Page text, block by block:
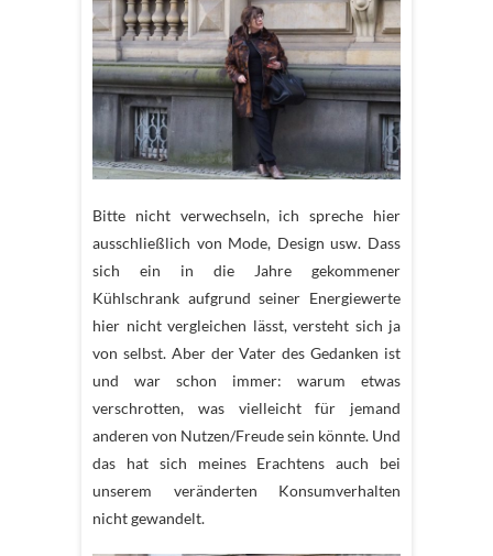
Bitte nicht verwechseln, ich spreche hier
ausschließlich von Mode, Design usw. Dass
sich ein in die Jahre gekommener
Kühlschrank aufgrund seiner Energiewerte
hier nicht vergleichen lässt, versteht sich ja
von selbst. Aber der Vater des Gedanken ist
und war schon immer: warum etwas
verschrotten, was vielleicht für jemand
anderen von Nutzen/Freude sein könnte. Und
das hat sich meines Erachtens auch bei
unserem veränderten Konsumverhalten
nicht gewandelt.